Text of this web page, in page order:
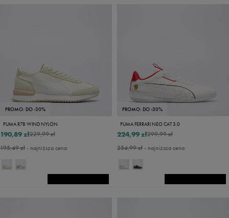
PROMO: DO -30%
PUMA R78 WIND NYLON
229,99 zł
190,89 zł
195,49 zł- najniższa cena
PROMO: DO -30%
PUMA FERRARI NEO CAT 3.0
299,99 zł
224,99 zł
254,99 zł- najniższa cena